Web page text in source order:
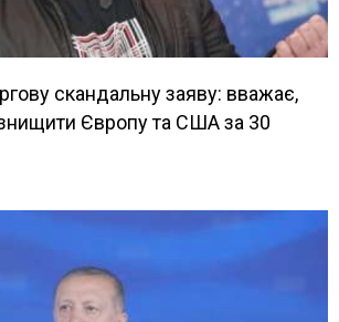
скандальну заяву: вважає,
Європу та США за 30